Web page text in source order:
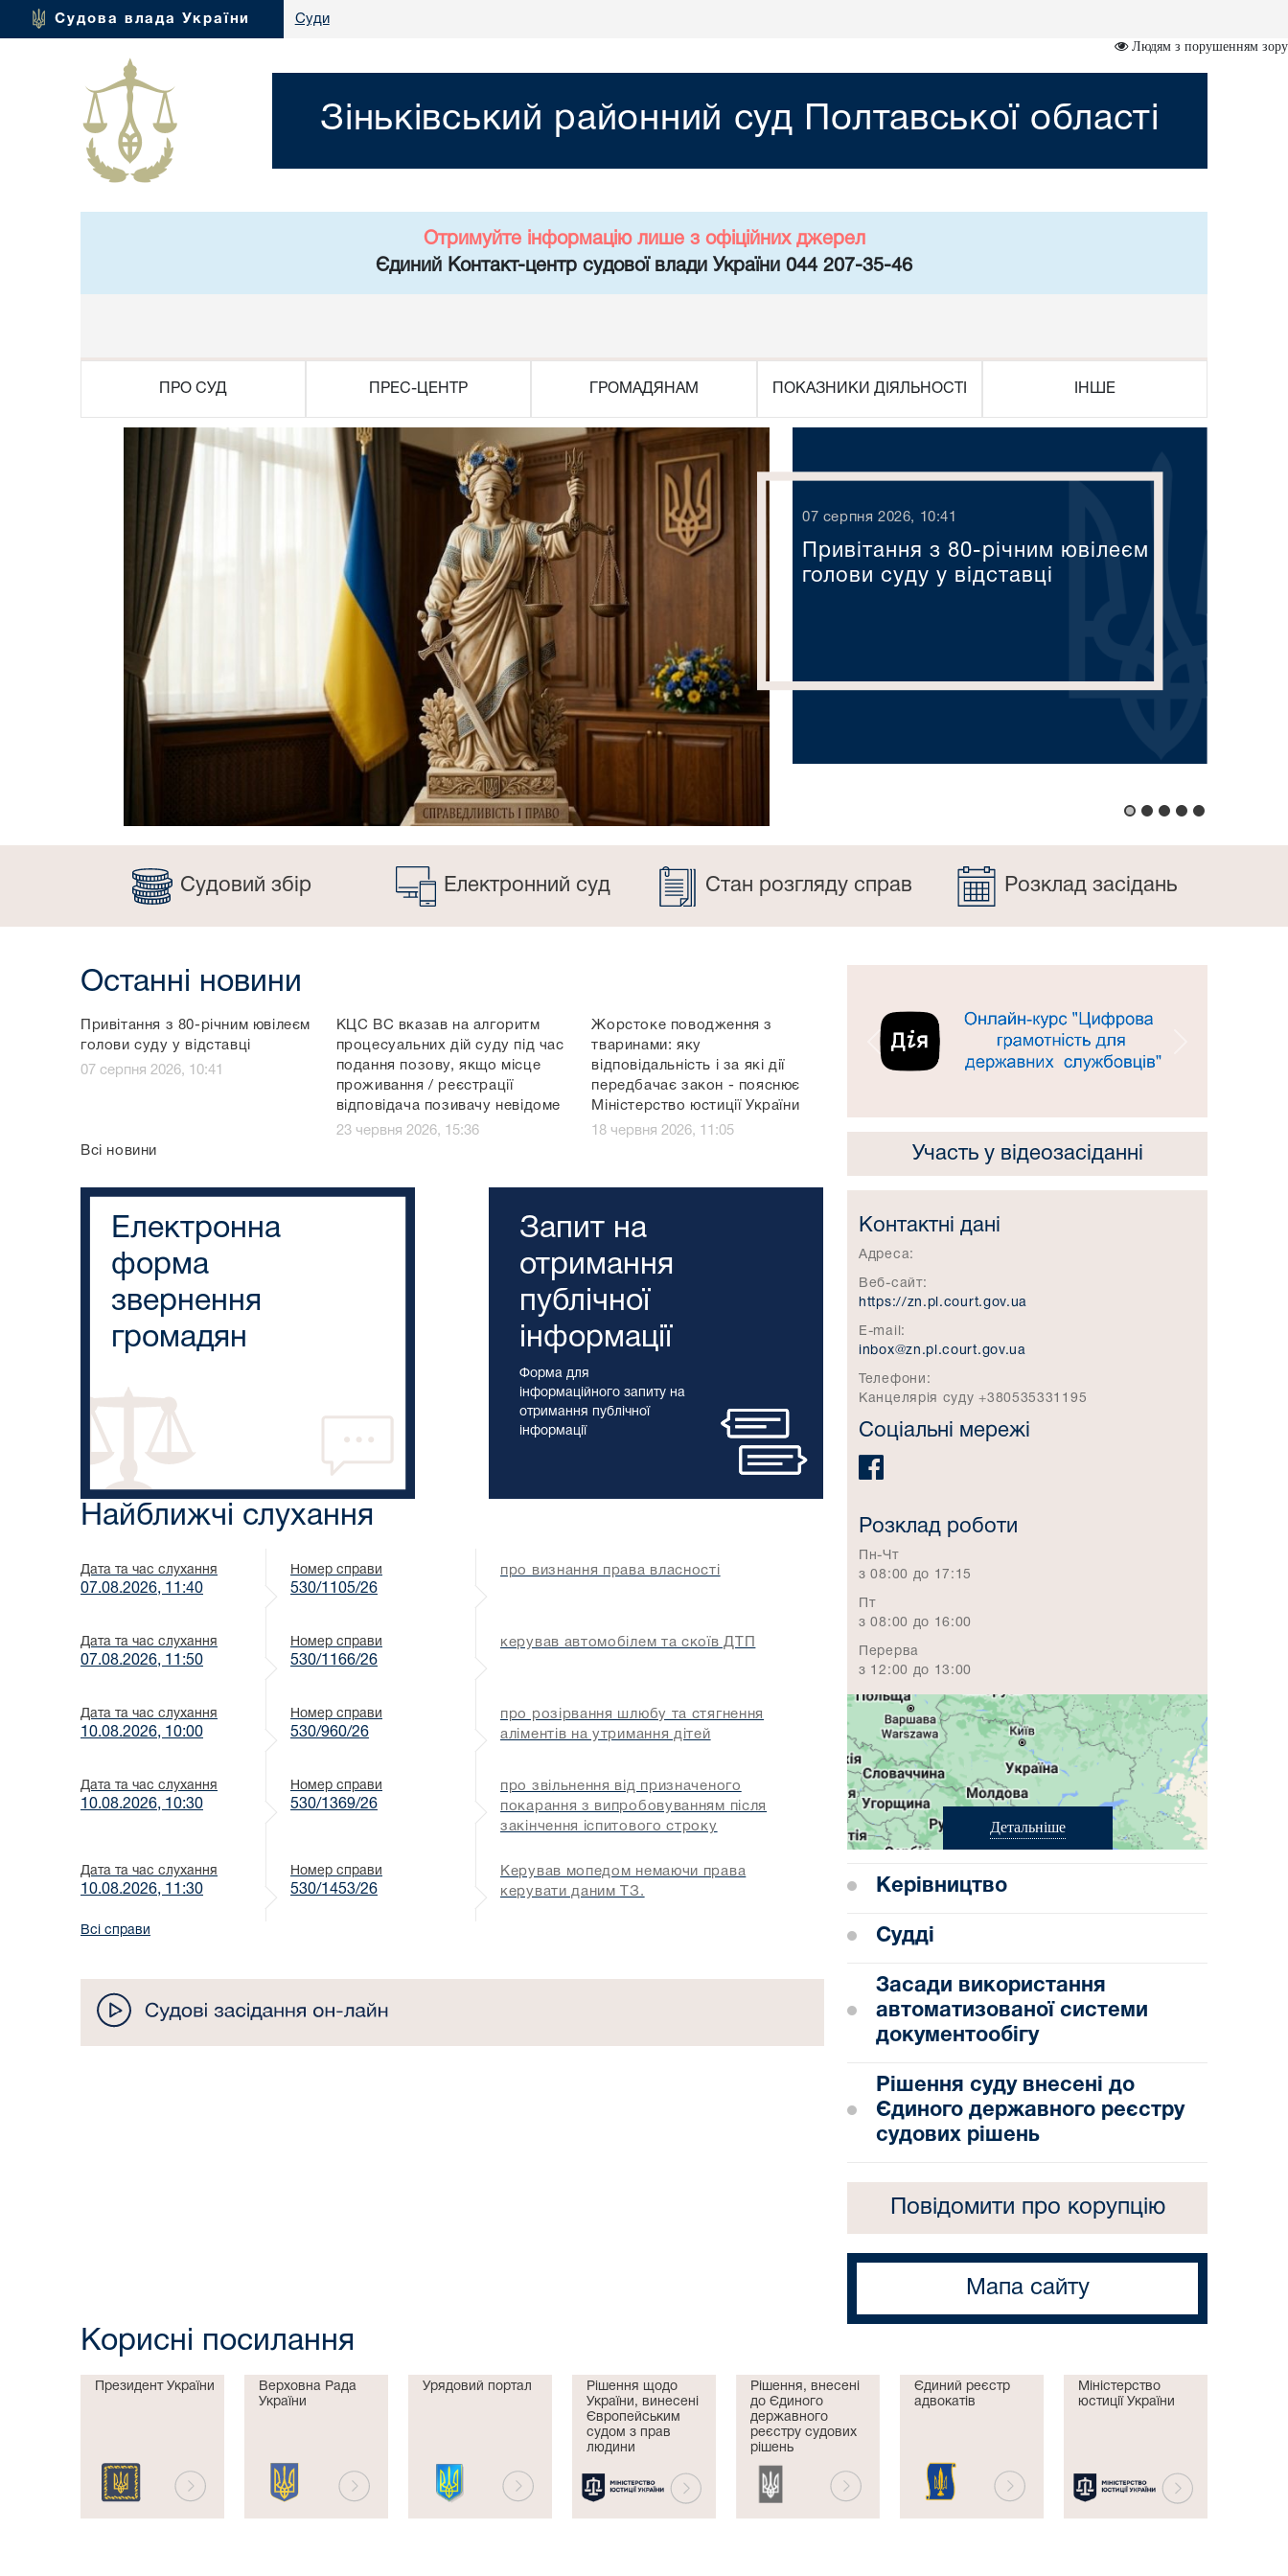
Судова влада України Суди
Людям з порушенням зору
Зіньківський районний суд Полтавської області
Отримуйте інформацію лише з офіційних джерел
Єдиний Контакт-центр судової влади України 044 207-35-46
ПРО СУД ПРЕС-ЦЕНТР ГРОМАДЯНАМ ПОКАЗНИКИ ДІЯЛЬНОСТІ ІНШЕ
07 серпня 2026, 10:41
Привітання з 80-річним ювілеєм
голови суду у відставці
Судовий збір Електронний суд Стан розгляду справ Розклад засідань
Останні новини
Привітання з 80-річним ювілеєм
голови суду у відставці
07 серпня 2026, 10:41
КЦС ВС вказав на алгоритм
процесуальних дій суду під час
подання позову, якщо місце
проживання / реєстрації
відповідача позивачу невідоме
23 червня 2026, 15:36
Жорстоке поводження з
тваринами: яку
відповідальність і за які дії
передбачає закон - пояснює
Міністерство юстиції України
18 червня 2026, 11:05
Всі новини
Електронна
форма
звернення
громадян
Запит на
отримання
публічної
інформації
Форма для
інформаційного запиту на
отримання публічної
інформації
Найближчі слухання
Дата та час слухання
07.08.2026, 11:40
Номер справи
530/1105/26
про визнання права власності
Дата та час слухання
07.08.2026, 11:50
Номер справи
530/1166/26
керував автомобілем та скоїв ДТП
Дата та час слухання
10.08.2026, 10:00
Номер справи
530/960/26
про розірвання шлюбу та стягнення
аліментів на утримання дітей
Дата та час слухання
10.08.2026, 10:30
Номер справи
530/1369/26
про звільнення від призначеного
покарання з випробовуванням після
закінчення іспитового строку
Дата та час слухання
10.08.2026, 11:30
Номер справи
530/1453/26
Керував мопедом немаючи права
керувати даним ТЗ.
Всі справи
Попередній
Участь у відеозасіданні
Контактні дані
Адреса:
Веб-сайт:
https://zn.pl.court.gov.ua
E-mail:
inbox@zn.pl.court.gov.ua
Телефони:
Канцелярія суду +380535331195
Соціальні мережі
Розклад роботи
Пн-Чт
з 08:00 до 17:15
Пт
з 08:00 до 16:00
Перерва
з 12:00 до 13:00
Детальніше
Керівництво
Судді
Засади використання
автоматизованої системи
документообігу
Рішення суду внесені до
Єдиного державного реєстру
судових рішень
Повідомити про корупцію
Мапа сайту
Корисні посилання
Президент України
Верховна Рада
України
Урядовий портал
Рішення щодо
України, винесені
Європейським
судом з прав
людини
Рішення, внесені
до Єдиного
державного
реєстру судових
рішень
Єдиний реєстр
адвокатів
Міністерство
юстиції України